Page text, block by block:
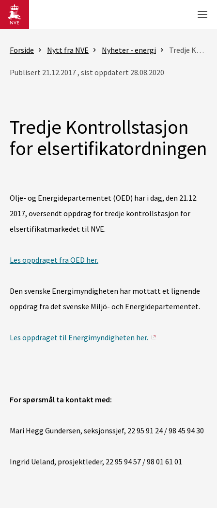
Gå til hovedinnhold
Forside Nytt fra NVE Nyheter - energi Tredje Kontrollstasjon for elsertifikatordningen
Publisert 21.12.2017 , sist oppdatert 28.08.2020
Tredje Kontrollstasjon
for elsertifikatordningen
Olje- og Energidepartementet (OED) har i dag, den 21.12.
2017, oversendt oppdrag for tredje kontrollstasjon for
elsertifikatmarkedet til NVE.
Les oppdraget fra OED her.
Den svenske Energimyndigheten har mottatt et lignende
oppdrag fra det svenske Miljö- och Energidepartementet.
Les oppdraget til Energimyndigheten her.
For spørsmål ta kontakt med:
Mari Hegg Gundersen, seksjonssjef, 22 95 91 24 / 98 45 94 30
Ingrid Ueland, prosjektleder, 22 95 94 57 / 98 01 61 01